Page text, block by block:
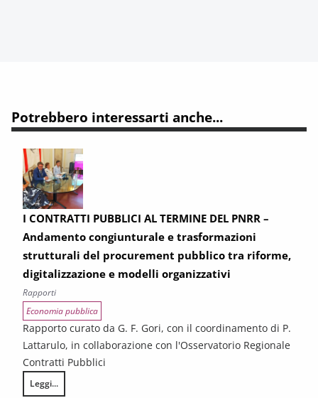
Potrebbero interessarti anche...
I CONTRATTI PUBBLICI AL TERMINE DEL PNRR –
Andamento congiunturale e trasformazioni
strutturali del procurement pubblico tra riforme,
digitalizzazione e modelli organizzativi
Rapporti
Economia pubblica
Rapporto curato da G. F. Gori, con il coordinamento di P.
Lattarulo, in collaborazione con l'Osservatorio Regionale
Contratti Pubblici
Leggi...
I CONTRATTI PUBBLICI AL TERMINE DEL PNRR – Andamento